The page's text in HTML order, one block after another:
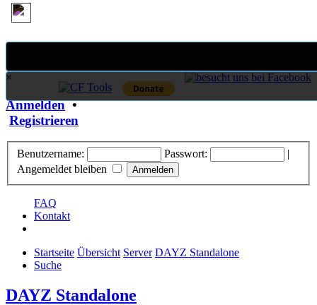
×
Anmelden•
Registrieren
Benutzername: Passwort:
|
Angemeldet bleiben
FAQ
Kontakt
Startseite Übersicht Server DAYZ Standalone
Suche
DAYZ Standalone